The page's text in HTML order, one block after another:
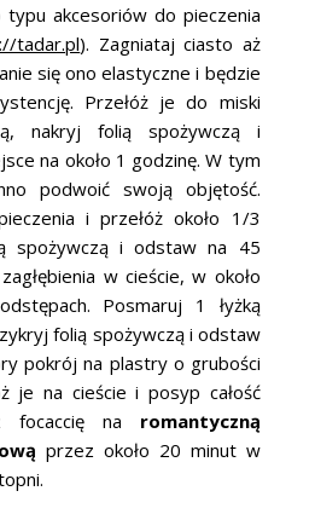
akcesoriów do pieczenia
tadar.pl). Zagniataj ciasto aż
się ono elastyczne i będzie
Przełóż je do miski
nakryj folią spożywczą i
na około 1 godzinę. W tym
podwoić swoją objętość.
i przełóż około 1/3
spożywczą i odstaw na 45
w cieście, w około
Posmaruj 1 łyżką
folią spożywczą i odstaw
pokrój na plastry o grubości
je na cieście i posyp całość
focaccię na romantyczną
przez około 20 minut w